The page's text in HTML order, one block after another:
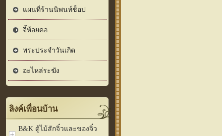
แผนที่ร้านนิพนท์ช็อป
จี้ห้อยคอ
พระประจำวันเกิด
อะไหล่ระฆัง
ลิงค์เพื่อนบ้าน
B&K ตู้ไม้สักจิ๋วและของจิ๋ว